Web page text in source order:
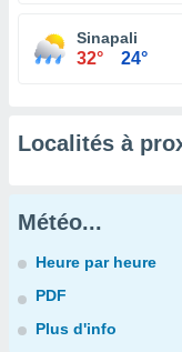
Sinapali
32° 24°
Localités à
Météo...
Heure par heure
PDF
Plus d'info